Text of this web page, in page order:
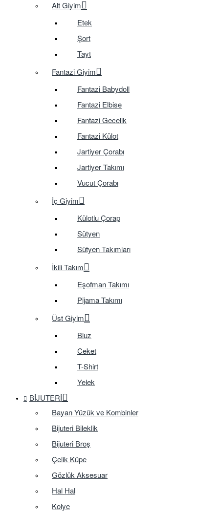
Alt Giyim
Etek
Şort
Tayt
Fantazi Giyim
Fantazi Babydoll
Fantazi Elbise
Fantazi Gecelik
Fantazi Külot
Jartiyer Çorabı
Jartiyer Takımı
Vucut Çorabı
İç Giyim
Külotlu Çorap
Sütyen
Sütyen Takımları
İkili Takım
Eşofman Takımı
Pijama Takımı
Üst Giyim
Bluz
Ceket
T-Shirt
Yelek
BIJUTERI
Bayan Yüzük ve Kombinler
Bijuteri Bileklik
Bijuteri Broş
Çelik Küpe
Gözlük Aksesuar
Hal Hal
Kolye